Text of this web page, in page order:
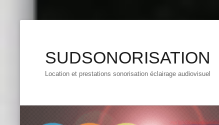
SUDSONORISATION
Location et prestations sonorisation éclairage audiovisuel